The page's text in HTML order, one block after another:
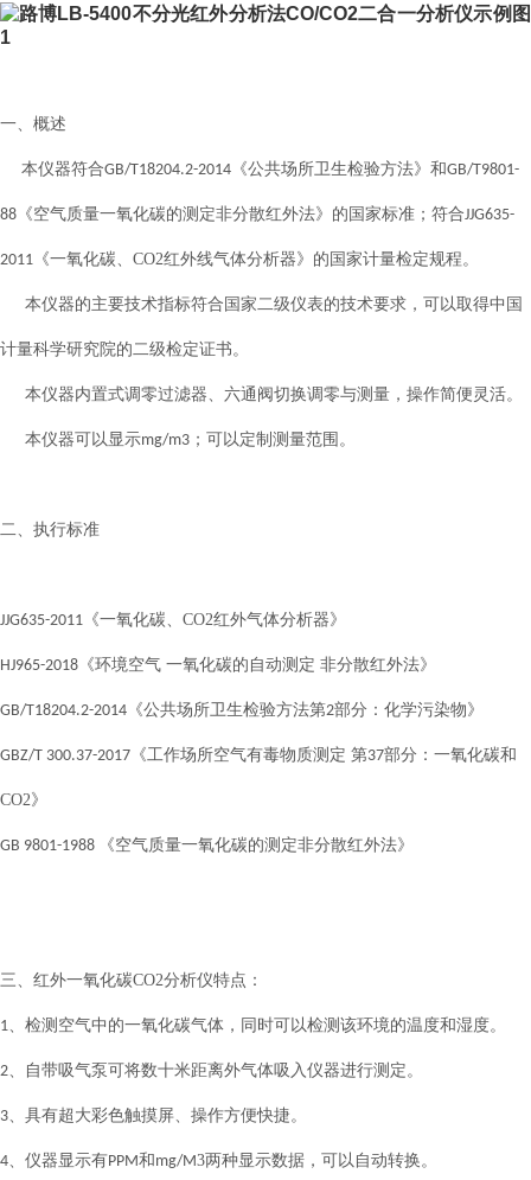
一、 概述
本仪器符合GB/T18204.2-2014 《公共场所卫生检验方法》和GB/T9801-
88 《空气质量一氧化碳的测定非分散红外法》的国家标准；符合JJG635-
2011 《一氧化碳、CO2红外线气体分析器》的国家计量检定规程。
本仪器的主要技术指标符合国家二级仪表的技术要求，可以取得中国
计量科学研究院的二级检定证书。
本仪器内置式调零过滤器、六通阀切换调零与测量，操作简便灵活。
本仪器可以显示mg/m3 ；可以定制测量范围。
二、执行标准
JJG635-2011 《一氧化碳、CO2红外气体分析器》
HJ965-2018 《环境空气 一氧化碳的自动测定 非分散红外法》
GB/T18204.2-2014 《公共场所卫生检验方法第2部分：化学污染物》
GBZ/T 300.37-2017 《工作场所空气有毒物质测定 第37部分：一氧化碳和
CO2》
GB 9801-1988 《空气质量一氧化碳的测定非分散红外法》
三、红外一氧化碳CO2分析仪特点：
1、检测空气中的一氧化碳气体，同时可以检测该环境的温度和湿度。
2、自带吸气泵可将数十米距离外气体吸入仪器进行测定。
3、具有超大彩色触摸屏、操作方便快捷。
4、仪器显示有PPM和 mg/M3两种显示数据，可以自动转换。